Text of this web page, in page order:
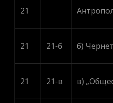
21
21 21-б б)
21 21-в в)